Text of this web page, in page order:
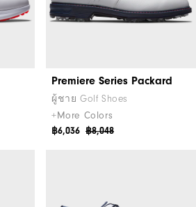
Premiere Series Packard
ผู้ชาย Golf Shoes
+More Colors
฿8,048
฿6,036